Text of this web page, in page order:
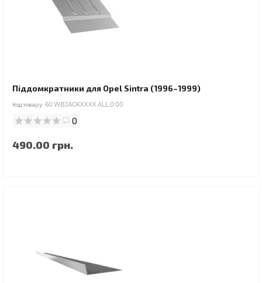
Піддомкратники для Opel Sintra (1996–1999)
Код товару: 60.WBJACKXXXX.ALL.0.00
0
490.00 грн.